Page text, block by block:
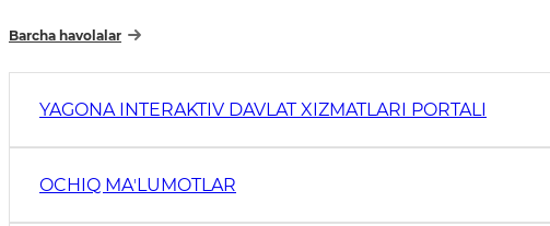
Barcha havolalar
YAGONA INTERAKTIV DAVLAT XIZMATLARI PORTALI
OCHIQ MAʼLUMOTLAR